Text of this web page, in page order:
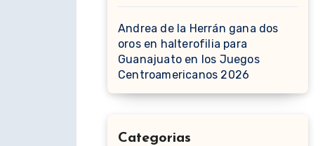
Andrea de la Herrán gana dos
oros en halterofilia para
Guanajuato en los Juegos
Centroamericanos 2026
Categorias